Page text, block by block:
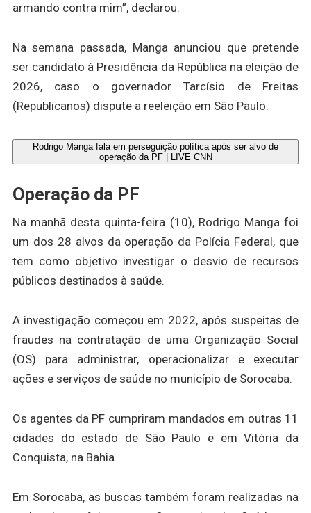
armando contra mim”, declarou.
Na semana passada, Manga anunciou que pretende
ser candidato à Presidência da República na eleição de
2026, caso o governador Tarcísio de Freitas
(Republicanos) dispute a reeleição em São Paulo.
Rodrigo Manga fala em perseguição política após ser alvo de
operação da PF | LIVE CNN
Operação da PF
Na manhã desta quinta-feira (10), Rodrigo Manga foi
um dos 28 alvos da operação da Polícia Federal, que
tem como objetivo investigar o desvio de recursos
públicos destinados à saúde.
A investigação começou em 2022, após suspeitas de
fraudes na contratação de uma Organização Social
(OS) para administrar, operacionalizar e executar
ações e serviços de saúde no município de Sorocaba.
Os agentes da PF cumpriram mandados em outras 11
cidades do estado de São Paulo e em Vitória da
Conquista, na Bahia.
Em Sorocaba, as buscas também foram realizadas na